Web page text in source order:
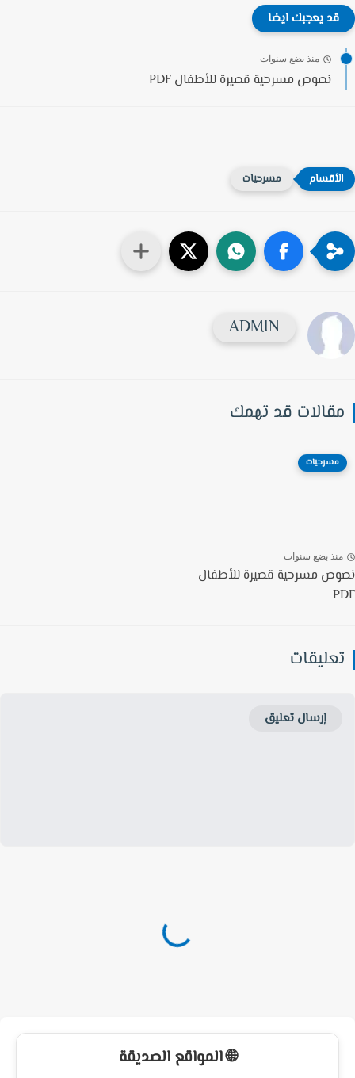
قد يعجبك ايضا
منذ بضع سنوات
نصوص مسرحية قصيرة للأطفال PDF
مسرحيات
ADMIN
قد تهمك
مسرحيات
بضع سنوات
مسرحية قصيرة للأطفال
إرسال تعليق
🌐 المواقع الصديقة